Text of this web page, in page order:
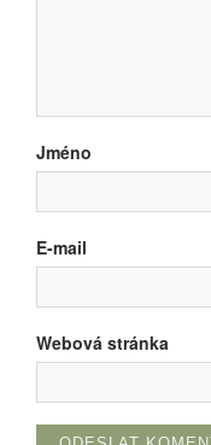
Jméno
E-mail
Webová stránka